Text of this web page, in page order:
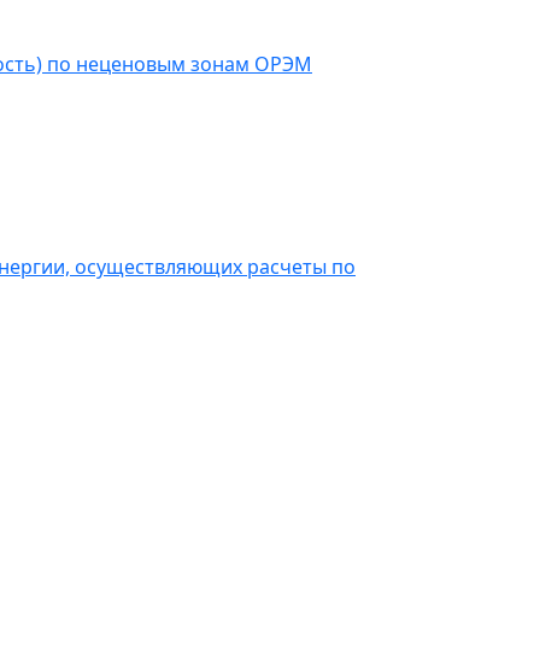
по неценовым зонам ОРЭМ
осуществляющих расчеты по